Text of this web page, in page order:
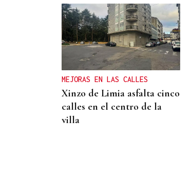
MEJORAS EN LAS CALLES
Xinzo de Limia asfalta cinco
calles en el centro de la
villa